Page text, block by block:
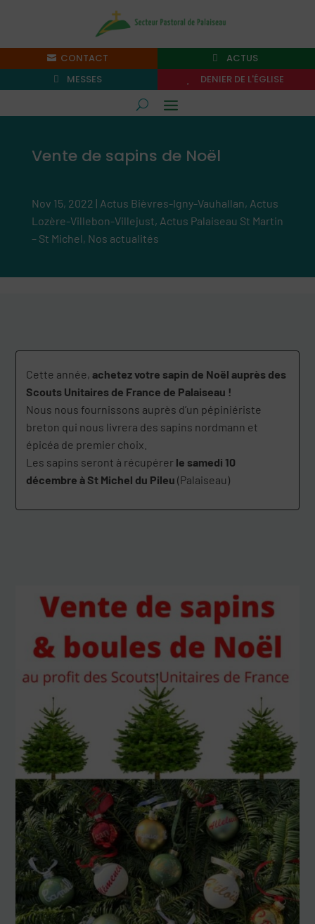
CONTACT
ACTUS
MESSES
DENIER DE L'ÉGLISE
Vente de sapins de Noël
Nov 15, 2022 | Actus Bièvres-Igny-Vauhallan, Actus
Lozère-Villebon-Villejust, Actus Palaiseau St Martin
– St Michel, Nos actualités
Cette année,achetez votre sapin de Noël auprès des
Scouts Unitaires de France de Palaiseau !
Nous nous fournissons auprès d’un pépiniériste
breton qui nous livrera des sapins nordmann et
épicéa de premier choix.
Les sapins seront à récupérer le samedi 10
décembre à St Michel du Pileu (Palaiseau)